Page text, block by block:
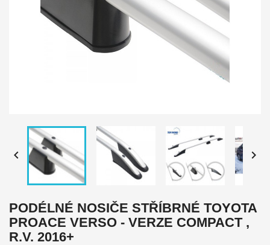
 
PODÉLNÉ NOSIČE STŘÍBRNÉ TOYOTA
PROACE VERSO - VERZE COMPACT ,
R.V. 2016+